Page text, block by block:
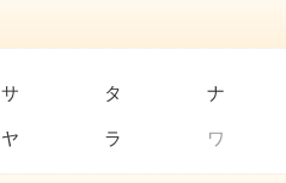
サ タ ナ
ヤ ラ ワ